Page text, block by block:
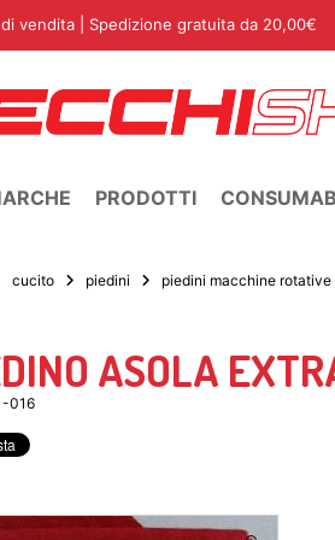
vendita | Spedizione gratuita da 20,00€
PRODOTTI
cucito piedini piedini macchine rotative
ASOLA
016